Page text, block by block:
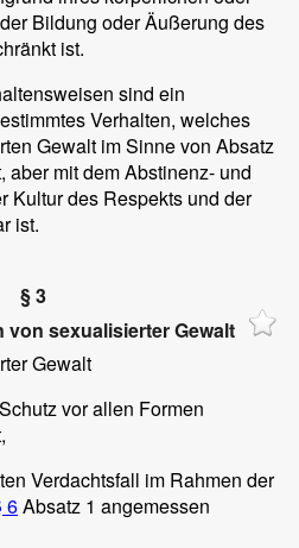
Bildung oder Äußerung des
ist.
sind ein
Verhalten, welches
Gewalt im Sinne von Absatz
aber mit dem Abstinenz- und
Kultur des Respekts und der
ist.
§ 3
sexualisierter Gewalt
Gewalt
vor allen Formen
Verdachtsfall im Rahmen der
6Absatz 1 angemessen